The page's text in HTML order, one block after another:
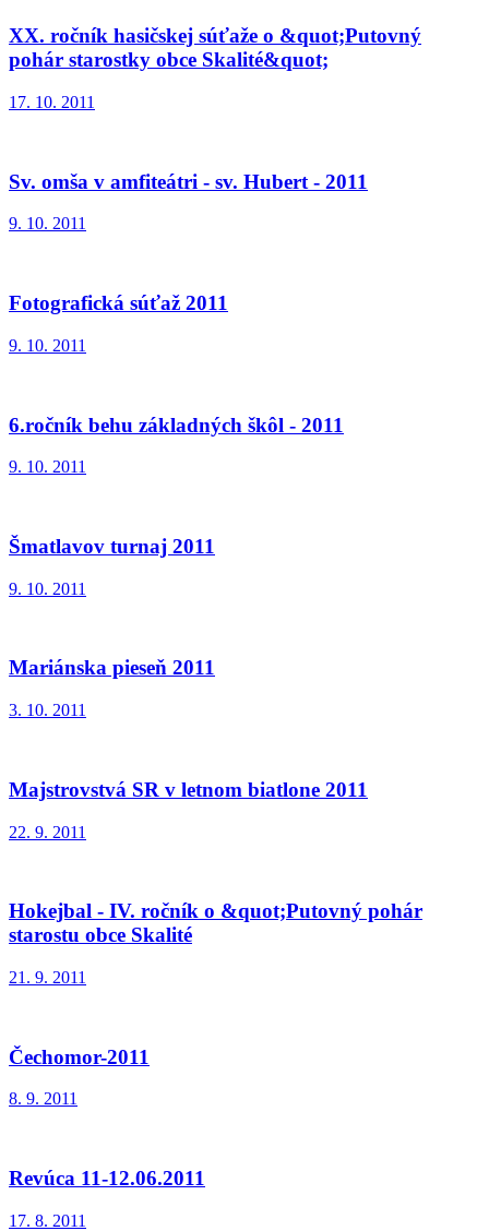
XX. ročník hasičskej súťaže o &quot;Putovný
pohár starostky obce Skalité&quot;
17. 10. 2011
Sv. omša v amfiteátri - sv. Hubert - 2011
9. 10. 2011
Fotografická súťaž 2011
9. 10. 2011
6.ročník behu základných škôl - 2011
9. 10. 2011
Šmatlavov turnaj 2011
9. 10. 2011
Mariánska pieseň 2011
3. 10. 2011
Majstrovstvá SR v letnom biatlone 2011
22. 9. 2011
Hokejbal - IV. ročník o &quot;Putovný pohár
starostu obce Skalité
21. 9. 2011
Čechomor-2011
8. 9. 2011
Revúca 11-12.06.2011
17. 8. 2011